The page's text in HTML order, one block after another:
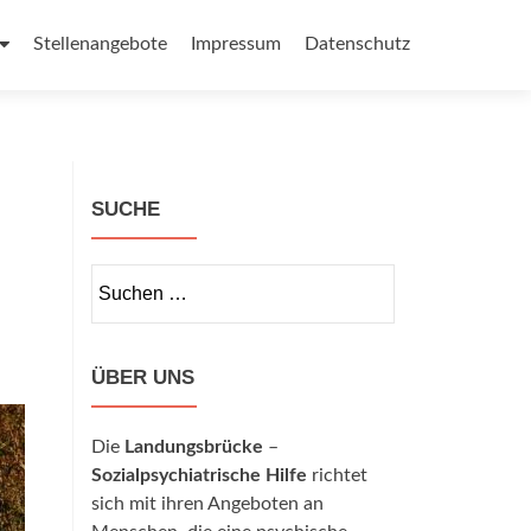
Stellenangebote Impressum Datenschutz
SUCHE
nach:
ÜBER UNS
Die Landungsbrücke –
Sozialpsychiatrische Hilfe richtet
sich mit ihren Angeboten an